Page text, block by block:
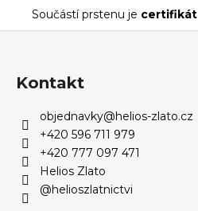
Součástí prstenu je certifikát
Kontakt
objednavky@helios-zlato.cz
+420 596 711 979
+420 777 097 471
Helios Zlato
@helioszlatnictvi